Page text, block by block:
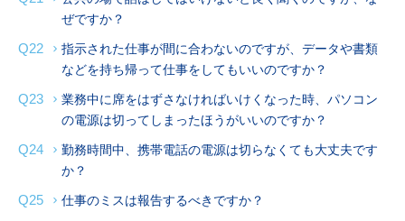
ぜですか？
Q22
指示された仕事が間に合わないのですが、データや書類
などを持ち帰って仕事をしてもいいのですか？
Q23
業務中に席をはずさなければいけくなった時、パソコン
の電源は切ってしまったほうがいいのですか？
Q24
勤務時間中、携帯電話の電源は切らなくても大丈夫です
か？
Q25 仕事のミスは報告するべきですか？